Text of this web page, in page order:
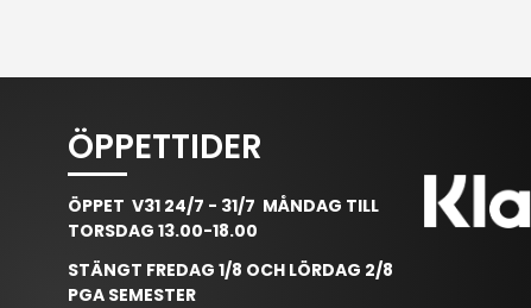
ÖPPETTIDER
ÖPPET V31 24/7 - 31/7 MÅNDAG TILL
TORSDAG 13.00-18.00
STÄNGT FREDAG 1/8 OCH LÖRDAG 2/8
PGA SEMESTER